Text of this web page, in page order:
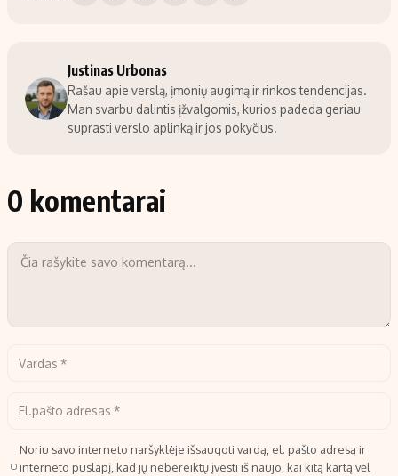
Justinas Urbonas
Rašau apie verslą, įmonių augimą ir rinkos tendencijas.
Man svarbu dalintis įžvalgomis, kurios padeda geriau
suprasti verslo aplinką ir jos pokyčius.
0 komentarai
Noriu savo interneto naršyklėje išsaugoti vardą, el. pašto adresą ir
interneto puslapį, kad jų nebereiktų įvesti iš naujo, kai kitą kartą vėl